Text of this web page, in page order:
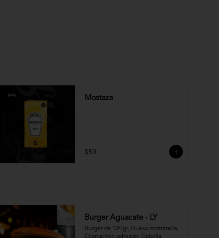
Mostaza
$50
Burger Aguacate - LY
Burger de 120gr, Queso mozzarella,
Champiñón salteado, Cebolla